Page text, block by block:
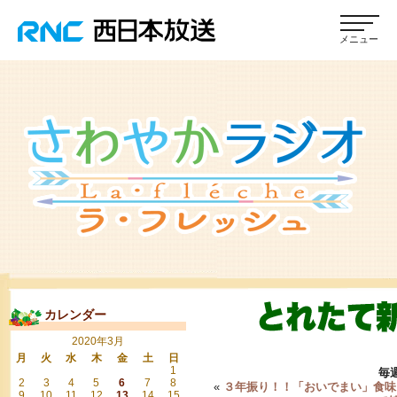
毎
« ３年振り！！「おいでまい」食
カレンダー
2020年3月
月
火 水 木 金 土
日
1
2
3 4 5 6 7
8